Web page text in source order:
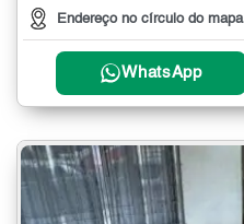
Endereço no círculo do mapa
WhatsApp